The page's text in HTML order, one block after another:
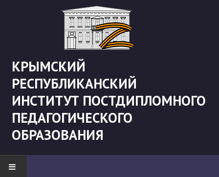
КРЫМСКИЙ
РЕСПУБЛИКАНСКИЙ
ИНСТИТУТ ПОСТДИПЛОМНОГО
ПЕДАГОГИЧЕСКОГО
ОБРАЗОВАНИЯ